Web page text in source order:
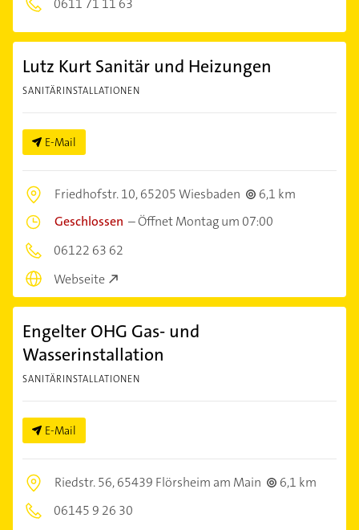
0611 71 11 63
Lutz Kurt Sanitär und Heizungen
SANITÄRINSTALLATIONEN
E-Mail
Friedhofstr. 10,65205 Wiesbaden
6,1 km
Geschlossen –Öffnet Montag um 07:00
06122 63 62
Webseite
Engelter OHG Gas- und
Wasserinstallation
SANITÄRINSTALLATIONEN
E-Mail
Riedstr. 56,65439 Flörsheim am Main
6,1 km
06145 9 26 30